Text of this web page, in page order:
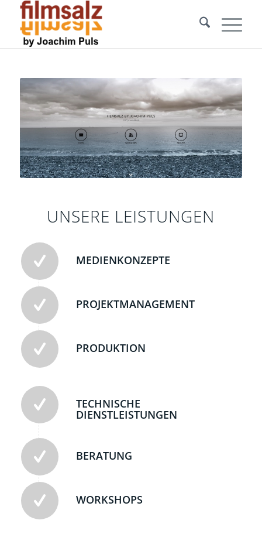
UNSERE LEISTUNGEN
MEDIENKONZEPTE
PROJEKTMANAGEMENT
PRODUKTION
TECHNISCHE
DIENSTLEISTUNGEN
BERATUNG
WORKSHOPS